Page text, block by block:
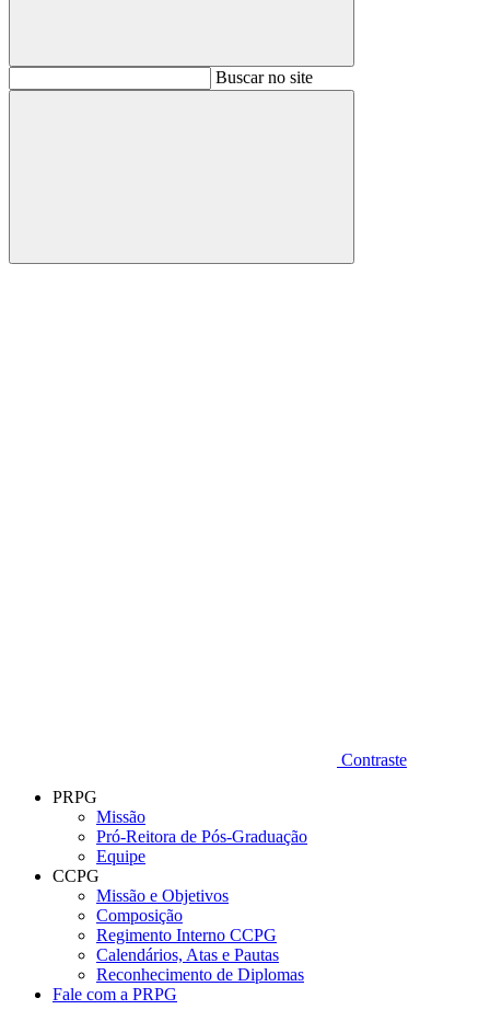
BuscarBuscar no site
Buscar
Contraste
PRPG
Missão
Pró-Reitora de Pós-Graduação
Equipe
CCPG
Missão e Objetivos
Composição
Regimento Interno CCPG
Calendários, Atas e Pautas
Reconhecimento de Diplomas
Fale com a PRPG